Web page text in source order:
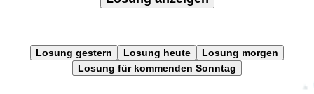
Losung gestern Losung heute
Losung morgen
Losung für kommenden Sonntag